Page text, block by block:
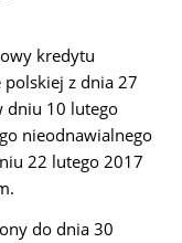
kredytu
z dnia 27
dniu 10 lutego
nieodnawialnego
22 lutego 2017
do dnia 30